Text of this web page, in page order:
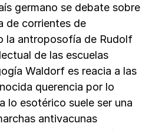
germano se debate sobre
de corrientes de
la antroposofía de Rudolf
de las escuelas
Waldorf es reacia a las
querencia por lo
lo esotérico suele ser una
antivacunas